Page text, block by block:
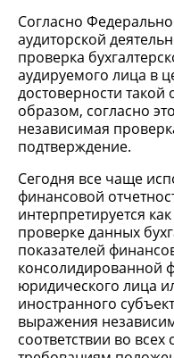
Согласно
аудиторской
проверка
аудируемого лица в
достоверности такой
образом, согласно
независимая
подтверждение.
Сегодня все чаще
финансовой
интерпретируется
проверке данных
показателей
консолидированной
юридического лица
иностранного
выражения
соответствии во